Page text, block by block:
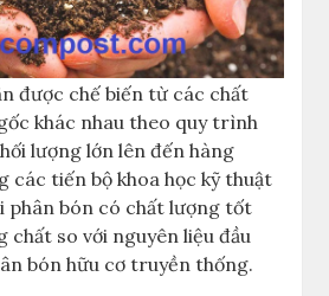
được chế biến từ các chất
khác nhau theo quy trình
lượng lớn lên đến hàng
các tiến bộ khoa học kỹ thuật
phân bón có chất lượng tốt
chất so với nguyên liệu đầu
bón hữu cơ truyền thống.